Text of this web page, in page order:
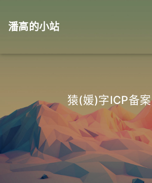
潘高的小站
猿(媛)字ICP备案